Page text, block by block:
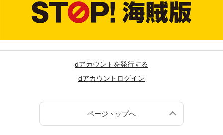
dアカウントを発行する
dアカウントログイン
ページトップへ